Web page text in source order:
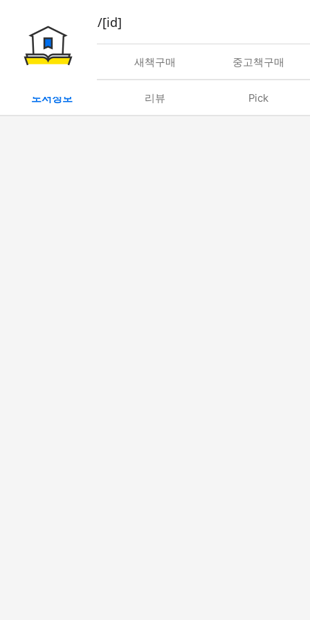
book/rent/[id]
대여 새책구매 중고책구매
도서정보 리뷰 Pick